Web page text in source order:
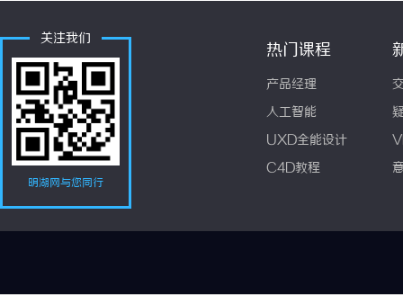
关注我们
明湖网与您同行
热门课程
产品经理
人工智能
UXD全能设计
C4D教程